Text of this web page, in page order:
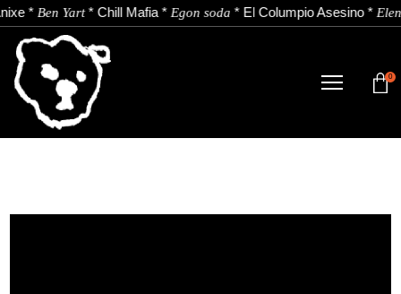
*Ben Yart*Chill Mafia*Egon soda*El Columpio Asesino*
DENDA
0